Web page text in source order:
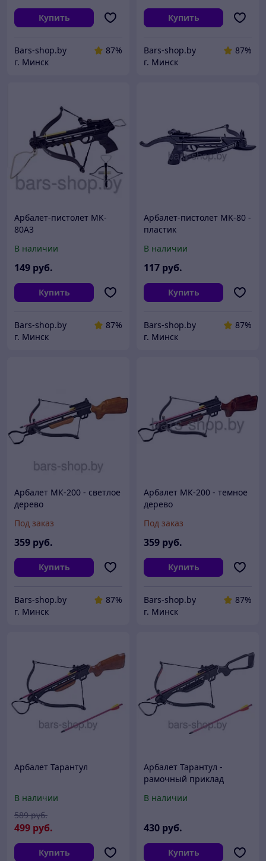
Купить
Bars-shop.by
87%
г. Минск
Купить
Bars-shop.by
87%
г. Минск
Арбалет-пистолет MK-
80A3
В наличии
149 руб.
Купить
Bars-shop.by
87%
г. Минск
Арбалет-пистолет MK-80 -
пластик
В наличии
117 руб.
Купить
Bars-shop.by
87%
г. Минск
Арбалет МК-200 - светлое
дерево
Под заказ
359 руб.
Купить
Bars-shop.by
87%
г. Минск
Арбалет МК-200 - темное
дерево
Под заказ
359 руб.
Купить
Bars-shop.by
87%
г. Минск
Арбалет Тарантул
В наличии
499 руб.
589 руб.
Купить
Арбалет Тарантул -
рамочный приклад
В наличии
430 руб.
Купить